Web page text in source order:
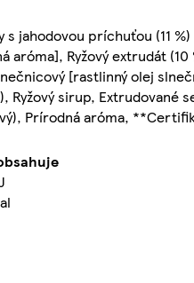
s jahodovou príchuťou (11
Ryžový extrudát (10
[rastlinný olej
Ryžový sirup,
Prírodná aróma,